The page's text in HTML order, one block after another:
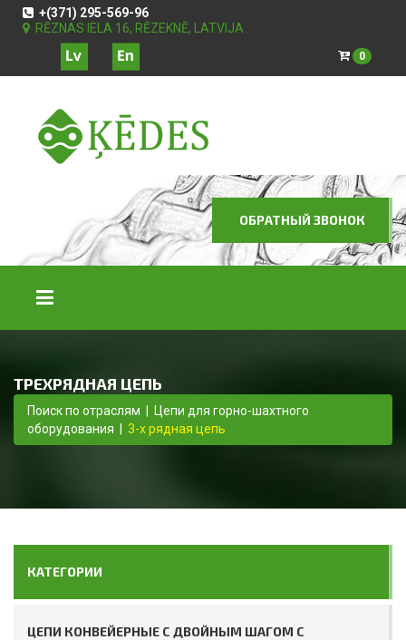
+(371) 295-569-96
RĒZNAS IELA 16, RĒZEKNĒ, LATVIJA
0
ОБРАТНЫЙ ЗВОНОК
ТРЕХРЯДНАЯ ЦЕПЬ
Поиск по отраслям
Цепи для горно-шахтного
оборудования
3-х рядная цепь
КАТЕГОРИИ
ЦЕПИ КОНВЕЙЕРНЫЕ С ДВОЙНЫМ ШАГОМ C